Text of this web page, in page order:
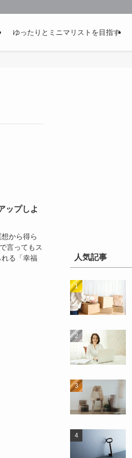
ゆったりとミニマリストを目指す
ップしよ
から得ら
言ってもス
る「幸福
人気記事